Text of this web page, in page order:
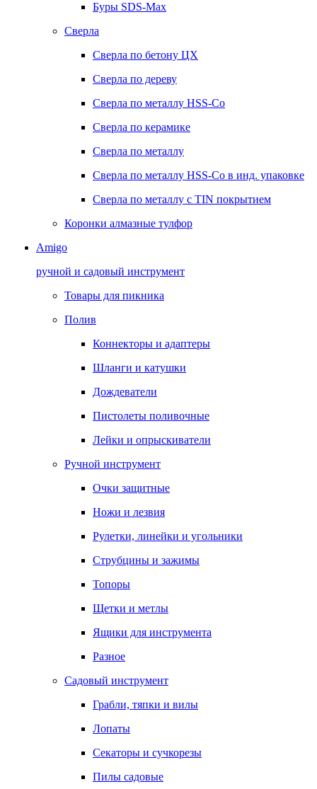
Буры SDS-Max
Сверла
Сверла по бетону ЦХ
Сверла по дереву
Сверла по металлу HSS-Co
Сверла по керамике
Сверла по металлу
Сверла по металлу HSS-Co в инд. упаковке
Сверла по металлу с TIN покрытием
Коронки алмазные тулфор
Amigo
ручной и садовый инструмент
Товары для пикника
Полив
Коннекторы и адаптеры
Шланги и катушки
Дождеватели
Пистолеты поливочные
Лейки и опрыскиватели
Ручной инструмент
Очки защитные
Ножи и лезвия
Рулетки, линейки и угольники
Струбцины и зажимы
Топоры
Щетки и метлы
Ящики для инструмента
Разное
Садовый инструмент
Грабли, тяпки и вилы
Лопаты
Секаторы и сучкорезы
Пилы садовые